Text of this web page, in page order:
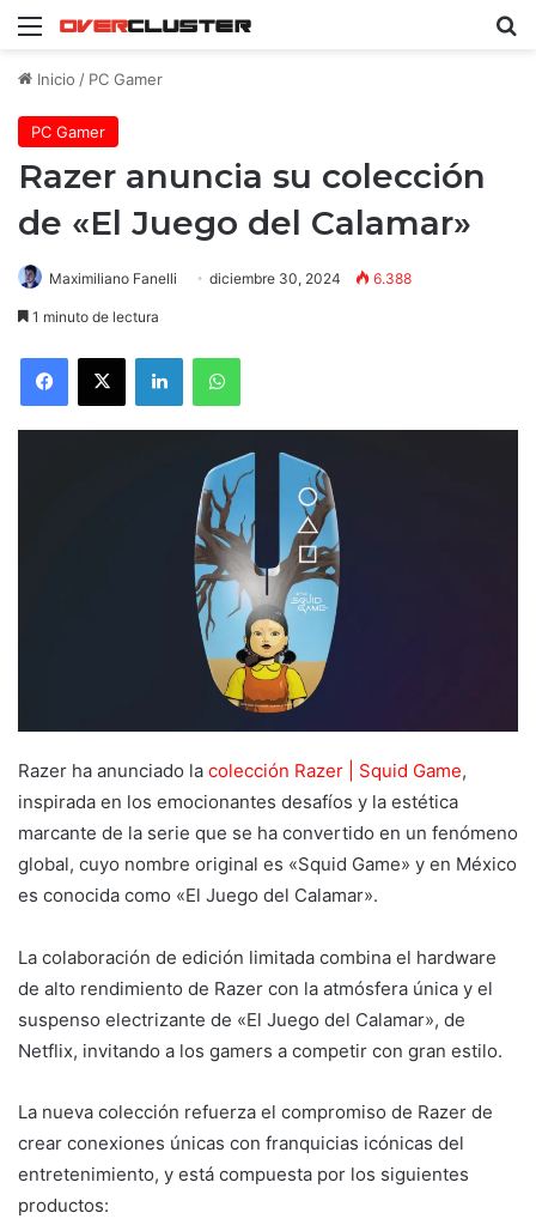
Menú
Inicio / PC Gamer
PC Gamer
Razer anuncia su colección
de «El Juego del Calamar»
Maximiliano Fanelli diciembre 30, 2024 6.388
1 minuto de lectura
Facebook
X LinkedInWhatsApp
Razer ha anunciado la colección Razer | Squid Game,
inspirada en los emocionantes desafíos y la estética
marcante de la serie que se ha convertido en un fenómeno
global, cuyo nombre original es «Squid Game» y en México
es conocida como «El Juego del Calamar».
La colaboración de edición limitada combina el hardware
de alto rendimiento de Razer con la atmósfera única y el
suspenso electrizante de «El Juego del Calamar», de
Netflix, invitando a los gamers a competir con gran estilo.
La nueva colección refuerza el compromiso de Razer de
crear conexiones únicas con franquicias icónicas del
entretenimiento, y está compuesta por los siguientes
productos: